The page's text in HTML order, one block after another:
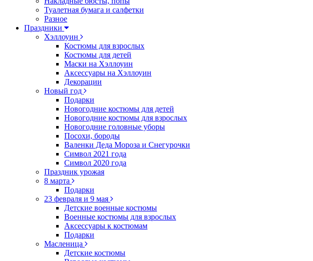
Туалетная бумага и салфетки
Разное
Праздники
Хэллоуин
Костюмы для взрослых
Костюмы для детей
Маски на Хэллоуин
Аксессуары на Хэллоуин
Декорации
Новый год
Подарки
Новогодние костюмы для детей
Новогодние костюмы для взрослых
Новогодние головные уборы
Посохи, бороды
Валенки Деда Мороза и Снегурочки
Символ 2021 года
Символ 2020 года
Праздник урожая
8 марта
Подарки
23 февраля и 9 мая
Детские военные костюмы
Военные костюмы для взрослых
Аксессуары к костюмам
Подарки
Масленица
Детские костюмы